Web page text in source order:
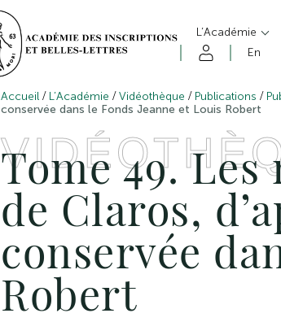
L’Académie
En
Accueil / L’Académie /Vidéothèque / Publications /
conservée dans le Fonds Jeanne et Louis Robert
Tome 49.
de Claros,
conservée
Robert